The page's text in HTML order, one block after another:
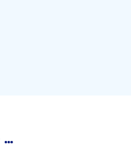
MINI Cooper II John Cooper Works MINI JCW Cabrio 231 KM | Salon PL | 22 tys. km | ASO